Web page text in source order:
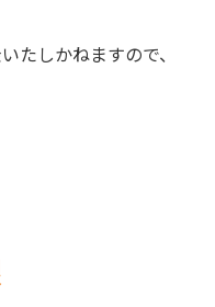
たしかねますので、